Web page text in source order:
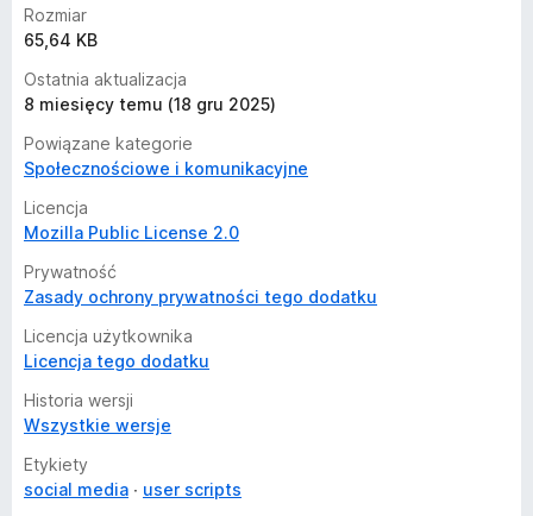
Rozmiar
65,64 KB
Ostatnia aktualizacja
8 miesięcy temu (18 gru 2025)
Powiązane kategorie
Społecznościowe i komunikacyjne
Licencja
Mozilla Public License 2.0
Prywatność
Zasady ochrony prywatności tego dodatku
Licencja użytkownika
Licencja tego dodatku
Historia wersji
Wszystkie wersje
Etykiety
social media
user scripts